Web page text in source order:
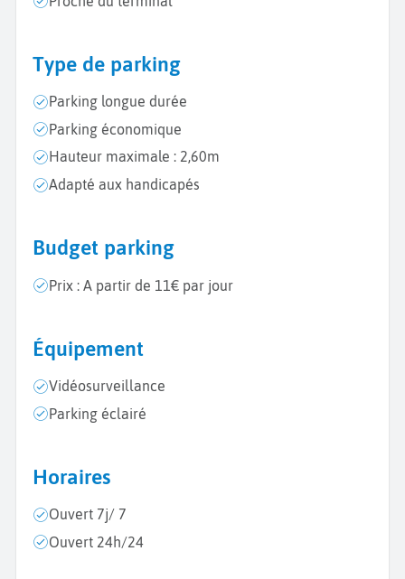
Type de parking
Parking longue durée
Parking économique
Hauteur maximale : 2,60m
Adapté aux handicapés
Budget parking
Prix : A partir de 11€ par jour
Équipement
Vidéosurveillance
Parking éclairé
Horaires
Ouvert 7j/ 7
Ouvert 24h/24